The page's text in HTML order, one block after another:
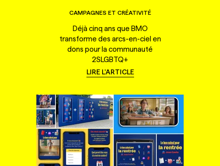
CAMPAGNES ET CRÉATIVITÉ
Déjà cinq ans que BMO
transforme des arcs-en-ciel en
dons pour la communauté
2SLGBTQ+
LIRE L'ARTICLE